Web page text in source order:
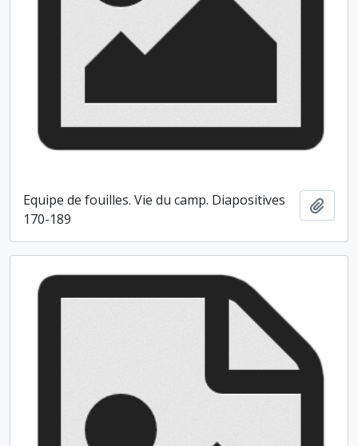
Equipe de fouilles. Vie du camp. Diapositives
170-189